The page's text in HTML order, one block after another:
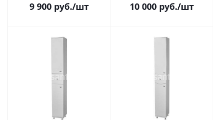
9 900руб./шт 10 000руб./шт